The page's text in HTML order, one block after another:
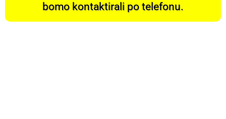
bomo kontaktirali po telefonu.